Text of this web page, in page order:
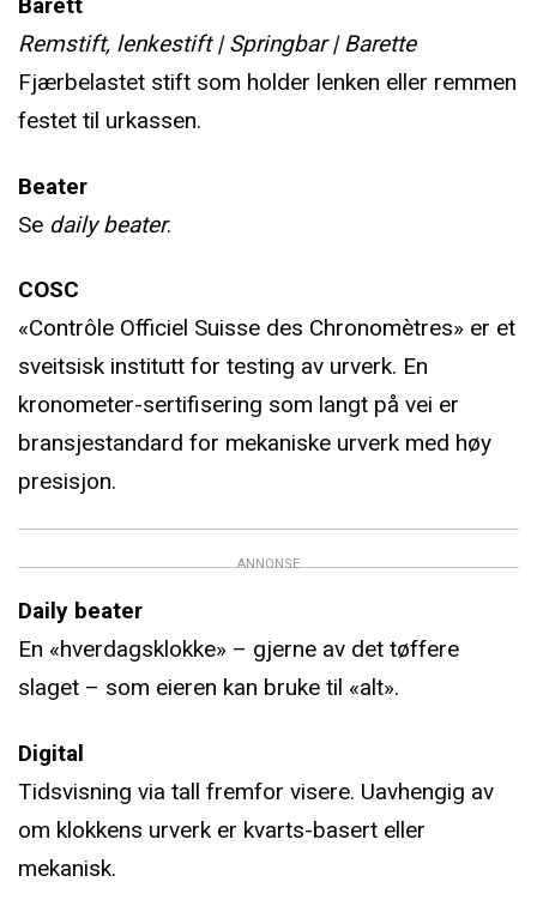
Remstift, lenkestift | Springbar | Barette
Fjærbelastet stift som holder lenken eller remmen
festet til urkassen.
Beater
Se daily beater.
COSC
«Contrôle Officiel Suisse des Chronomètres» er et
sveitsisk institutt for testing av urverk. En
kronometer-sertifisering som langt på vei er
bransjestandard for mekaniske urverk med høy
presisjon.
ANNONSE
Daily beater
En «hverdagsklokke» – gjerne av det tøffere
slaget – som eieren kan bruke til «alt».
Digital
Tidsvisning via tall fremfor visere. Uavhengig av
om klokkens urverk er kvarts-basert eller
mekanisk.